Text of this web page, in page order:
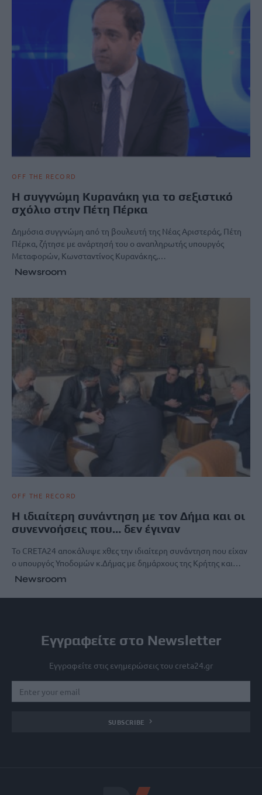
OFF THE RECORD
H συγγνώμη Κυρανάκη για το σεξιστικό
σχόλιο στην Πέτη Πέρκα
Δημόσια συγγνώμη από τη βουλευτή της Νέας Αριστεράς, Πέτη
Πέρκα, ζήτησε με ανάρτησή του ο αναπληρωτής υπουργός
Μεταφορών, Κωνσταντίνος Κυρανάκης,…
Newsroom
OFF THE RECORD
Η ιδιαίτερη συνάντηση με τον Δήμα και οι
συνεννοήσεις που… δεν έγιναν
To CRETA24 αποκάλυψε χθες την ιδιαίτερη συνάντηση που είχαν
ο υπουργός Υποδομών κ.Δήμας με δημάρχους της Κρήτης και…
Newsroom
Εγγραφείτε στο Newsletter
Εγγραφείτε στις ενημερώσεις του creta24.gr
SUBSCRIBE